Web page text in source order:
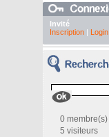
Invité
Inscription| Login
0 membre(s)
5 visiteurs